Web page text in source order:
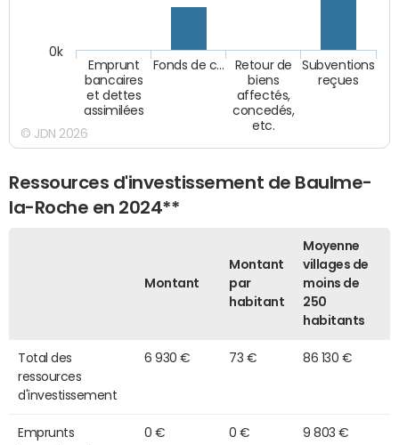
Emprunt
bancaires
et dettes
assimilées
Fonds de c…
Retour de
biens
affectés,
concedés,
etc.
Subventions
reçues
0k
© JDN 2026
Ressources d'investissement de Baulme-
la-Roche en 2024**
Montant
Montant
par
habitant
Moyenne
villages de
moins de
250
habitants
Total des
ressources
d'investissement
6 930 € 73 € 86 130 €
Emprunts
0 € 0 € 9 803 €